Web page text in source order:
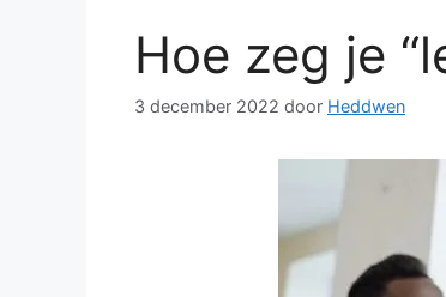
Hoe zeg je
3 december 2022 door Heddwen